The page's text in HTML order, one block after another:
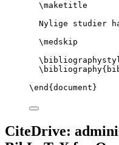
\maketitle
Nylige studier
\medskip
\bibliography
\end { document }
CiteDrive: